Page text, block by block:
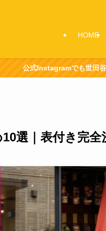
HOME
公式Instagramでも世田
選｜表付き完全